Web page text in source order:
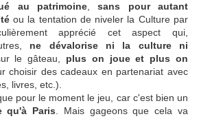
au patrimoine ,sans pour autant
ou la tentation de niveler la Culture par
apprécié cet aspect qui,
ne dévalorise ni la culture ni
le gâteau,
plus on joue et plus on
choisir des cadeaux en partenariat avec
livres, etc.).
pour le moment le jeu, car c'est bien un
qu'à Paris . Mais gageons que cela va